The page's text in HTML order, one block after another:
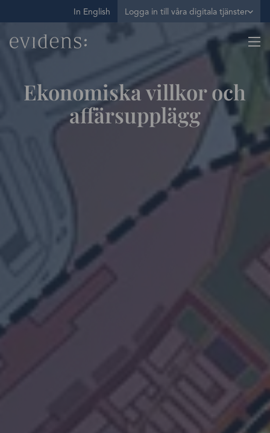
In English Logga in till våra digitala tjänster
Ekonomiska villkor och
affärsupplägg